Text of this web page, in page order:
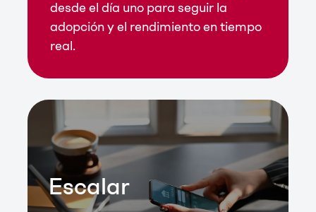
desde el día uno para seguir la
adopción y el rendimiento en tiempo
real.
Escalar